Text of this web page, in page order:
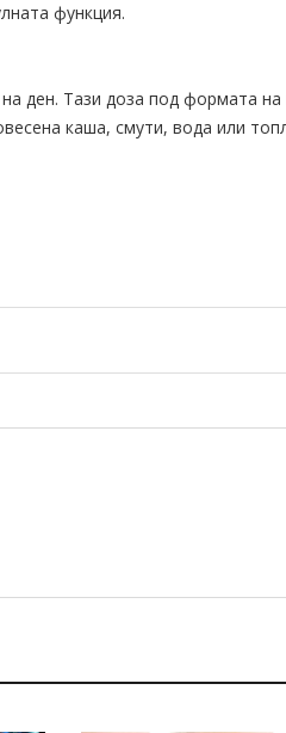
функция.
ден. Тази доза под формата на
каша, смути, вода или